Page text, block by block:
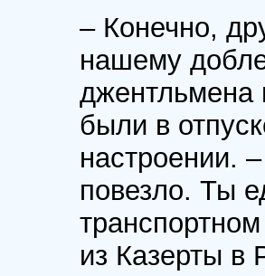
– Конечно,
нашему
были в
настроении.
повезло. Ты
из Казерты в